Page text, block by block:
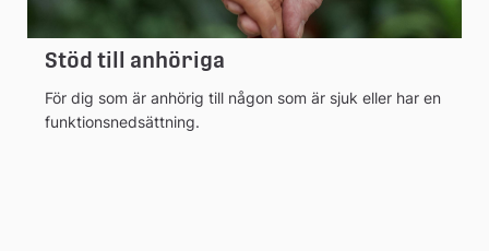
Stöd till anhöriga
För dig som är anhörig till någon som är sjuk eller har en
funktionsnedsättning.